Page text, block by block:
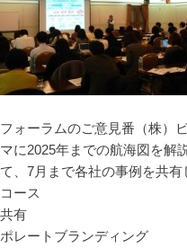
ォーラムのご意見番（株）
に2025年までの航海図を解
、7月まで各社の事例を共有
ース
有
ポレートブランディング